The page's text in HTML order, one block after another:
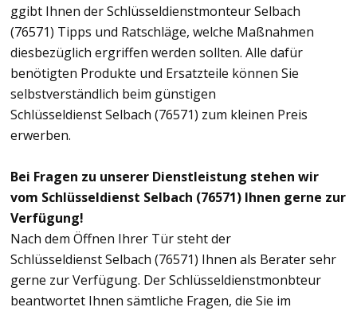
ggibt Ihnen der Schlüsseldienstmonteur Selbach
(76571) Tipps und Ratschläge, welche Maßnahmen
diesbezüglich ergriffen werden sollten. Alle dafür
benötigten Produkte und Ersatzteile können Sie
selbstverständlich beim günstigen
Schlüsseldienst Selbach (76571) zum kleinen Preis
erwerben.
Bei Fragen zu unserer Dienstleistung stehen wir
vom Schlüsseldienst Selbach (76571) Ihnen gerne zur
Verfügung!
Nach dem Öffnen Ihrer Tür steht der
Schlüsseldienst Selbach (76571) Ihnen als Berater sehr
gerne zur Verfügung. Der Schlüsseldienstmonbteur
beantwortet Ihnen sämtliche Fragen, die Sie im